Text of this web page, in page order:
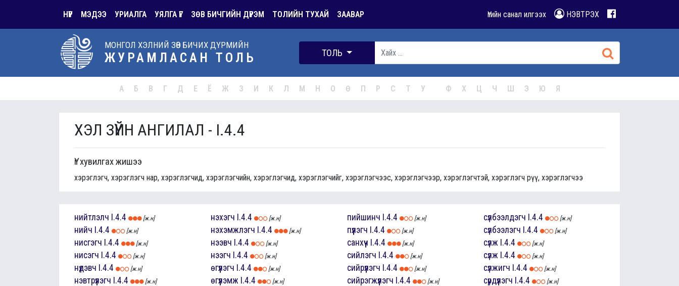
НҮҮР МЭДЭЭ УРИАЛГА УЯЛГА ҮГ ЗӨВ БИЧГИЙН ДҮРЭМ ТОЛИЙН ТУХАЙ ЗААВАР Үгийн санал илгээх НЭВТРЭХ
МОНГОЛ ХЭЛНИЙ ЗӨВ БИЧИХ ДҮРМИЙН
ЖУРАМЛАСАН ТОЛЬ ТОЛЬ
А Б В Г Д Е Ё Ж З И К Л М Н О Ө П Р С Т У Ф Х Ц Ч Ш Э Ю Я
ХЭЛ ЗҮЙН АНГИЛАЛ - I.4.4
Үг хувилгах жишээ
хэрэглэгч, хэрэглэгч нар, хэрэглэгчид, хэрэглэгчийн, хэрэглэгчид, хэрэглэгчийг, хэрэглэгчээс, хэрэглэгчээр, хэрэглэгчтэй, хэрэглэгч рүү, хэрэглэгчээ
нийтлэлч I.4.4 [ж.н]
нийч I.4.4 [ж.н]
нисгэгч I.4.4 [ж.н]
нисэгч I.4.4 [ж.н]
нүдэвч I.4.4 [ж.н]
нэвтрүүлэгч I.4.4 [ж.н]
нэхэгч I.4.4 [ж.н]
нэхэмжлэгч I.4.4 [ж.н]
нээвч I.4.4 [ж.н]
нээгч I.4.4 [ж.н]
өгүүлэгч I.4.4 [ж.н]
өгүүлэмж I.4.4 [ж.н]
пийшинч I.4.4 [ж.н]
пүүлэгч I.4.4 [ж.н]
санхүүч I.4.4 [ж.н]
сийлэгч I.4.4 [ж.н]
сийрүүлэгч I.4.4 [ж.н]
сийрэгжүүлэгч I.4.4 [ж.н]
сүлбээлдэгч I.4.4 [ж.н]
сүлбээлэгч I.4.4 [ж.н]
сүлж I.4.4 [ж.н]
сүлж I.4.4 [ж.н]
сүлжигч I.4.4 [ж.н]
сүрдүүлэгч I.4.4 [ж.н]